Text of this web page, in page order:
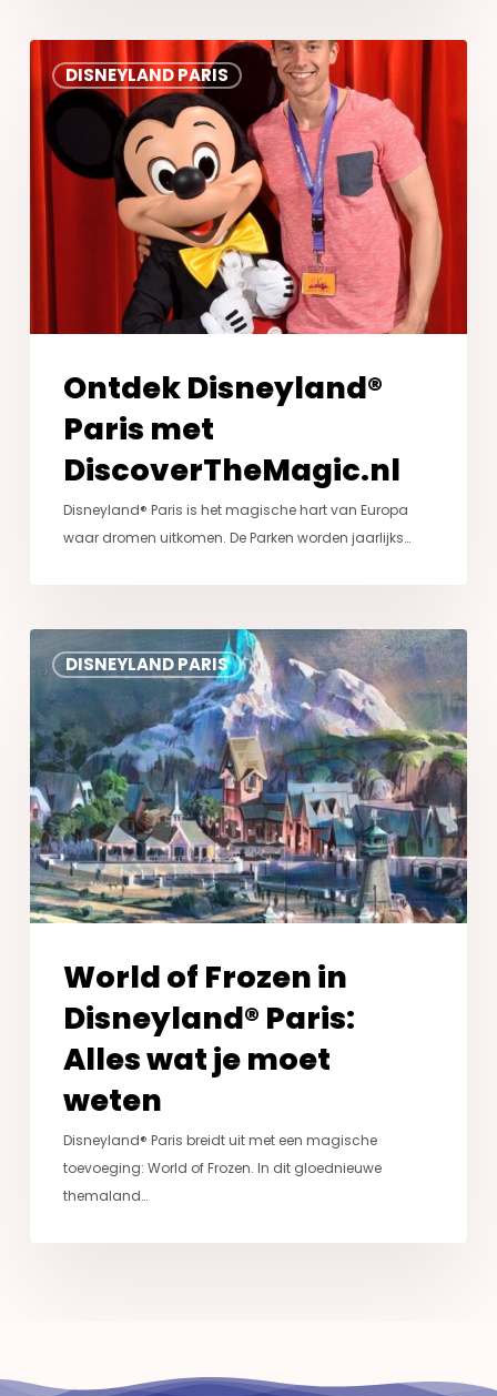
DISNEYLAND PARIS
Disneyland®
Paris
met
DiscoverTheMagic.nl
Ontdek Disneyland®
Paris met
DiscoverTheMagic.nl
Disneyland® Paris is het magische hart van Europa
waar dromen uitkomen. De Parken worden jaarlijks…
DISNEYLAND PARIS
World
of
Frozen
in
Disneyland®
Paris:
Alles
wat
je
moet
weten
World of Frozen in
Disneyland® Paris:
Alles wat je moet
weten
Disneyland® Paris breidt uit met een magische
toevoeging: World of Frozen. In dit gloednieuwe
themaland…